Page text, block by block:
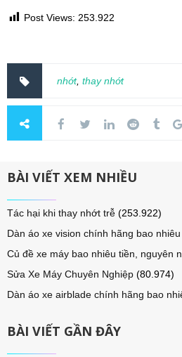
Post Views: 253.922
nhớt, thay nhớt
BÀI VIẾT XEM NHIỀU
Tác hại khi thay nhớt trễ (253.922)
Dàn áo xe vision chính hãng bao nhiêu
Củ đề xe máy bao nhiêu tiền, nguyên
Sửa Xe Máy Chuyên Nghiệp (80.974)
Dàn áo xe airblade chính hãng bao
BÀI VIẾT GẦN ĐÂY